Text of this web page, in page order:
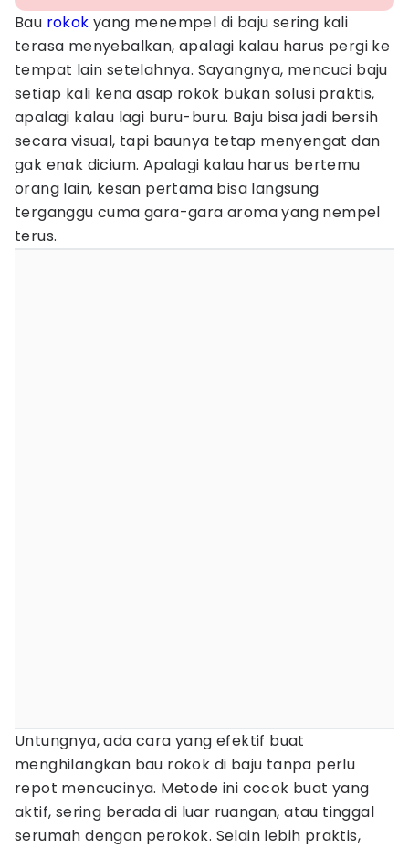
Bau rokok yang menempel di baju sering kali
terasa menyebalkan, apalagi kalau harus pergi ke
tempat lain setelahnya. Sayangnya, mencuci baju
setiap kali kena asap rokok bukan solusi praktis,
apalagi kalau lagi buru-buru. Baju bisa jadi bersih
secara visual, tapi baunya tetap menyengat dan
gak enak dicium. Apalagi kalau harus bertemu
orang lain, kesan pertama bisa langsung
terganggu cuma gara-gara aroma yang nempel
terus.
Untungnya, ada cara yang efektif buat
menghilangkan bau rokok di baju tanpa perlu
repot mencucinya. Metode ini cocok buat yang
aktif, sering berada di luar ruangan, atau tinggal
serumah dengan perokok. Selain lebih praktis,